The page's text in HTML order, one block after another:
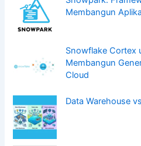
Membangun
Snowflake Cortex
Membangun
Cloud
Data Warehouse